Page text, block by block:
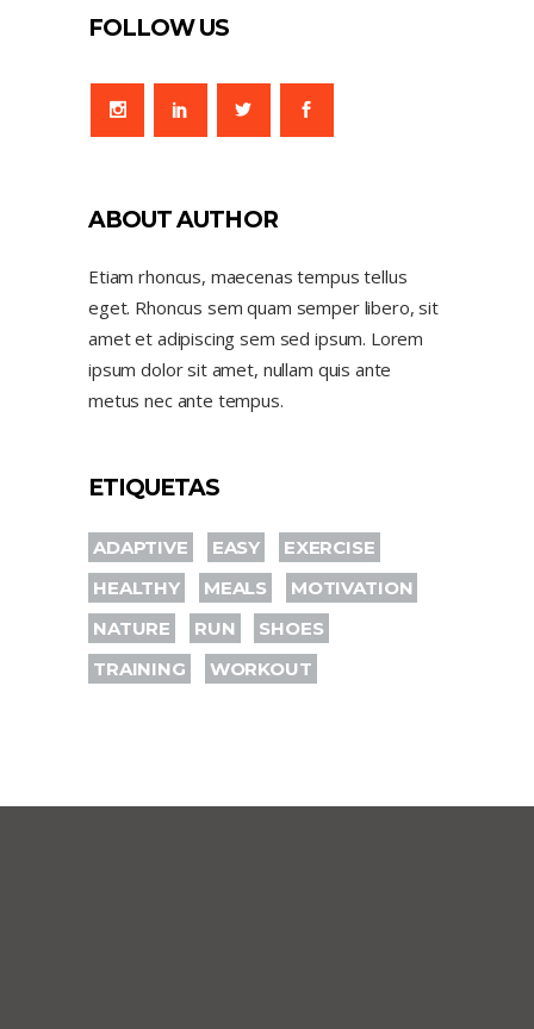
FOLLOW US
ABOUT AUTHOR
Etiam rhoncus, maecenas tempus tellus
eget. Rhoncus sem quam semper libero, sit
amet et adipiscing sem sed ipsum. Lorem
ipsum dolor sit amet, nullam quis ante
metus nec ante tempus.
ETIQUETAS
ADAPTIVE EASY
EXERCISE
HEALTHY
MEALS
MOTIVATION
NATURE
RUN
SHOES
TRAINING
WORKOUT